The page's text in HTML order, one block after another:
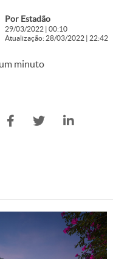
Por Estadão
29/03/2022 | 00:10
Atualização: 28/03/2022 | 22:42
minuto